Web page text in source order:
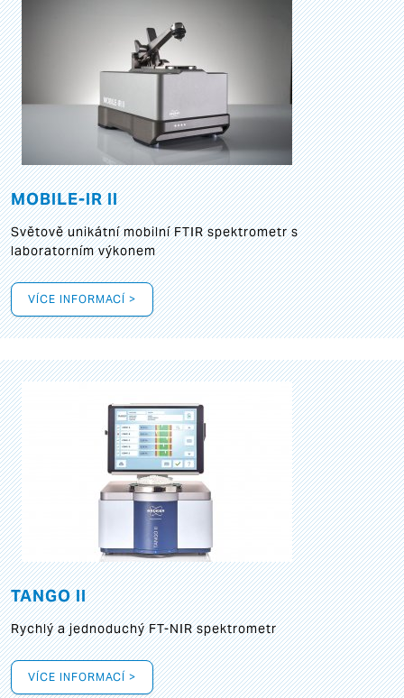
MOBILE-IR II
Světově unikátní mobilní FTIR spektrometr s
laboratorním výkonem
VÍCE INFORMACÍ >
TANGO II
Rychlý a jednoduchý FT-NIR spektrometr
VÍCE INFORMACÍ >